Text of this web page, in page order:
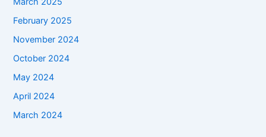
February 2025
November 2024
October 2024
May 2024
April 2024
March 2024